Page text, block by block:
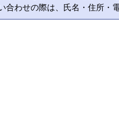
合わせの際は、氏名・住所・